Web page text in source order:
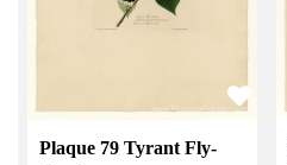
Plaque 79 Tyrant Fly-